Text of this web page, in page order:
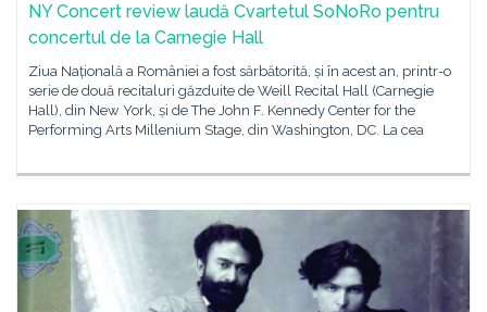
NY Concert review laudă Cvartetul SoNoRo pentru
concertul de la Carnegie Hall
Ziua Națională a României a fost sărbătorită, și în acest an, printr-o
serie de două recitaluri găzduite de Weill Recital Hall (Carnegie
Hall), din New York, și de The John F. Kennedy Center for the
Performing Arts Millenium Stage, din Washington, DC. La cea